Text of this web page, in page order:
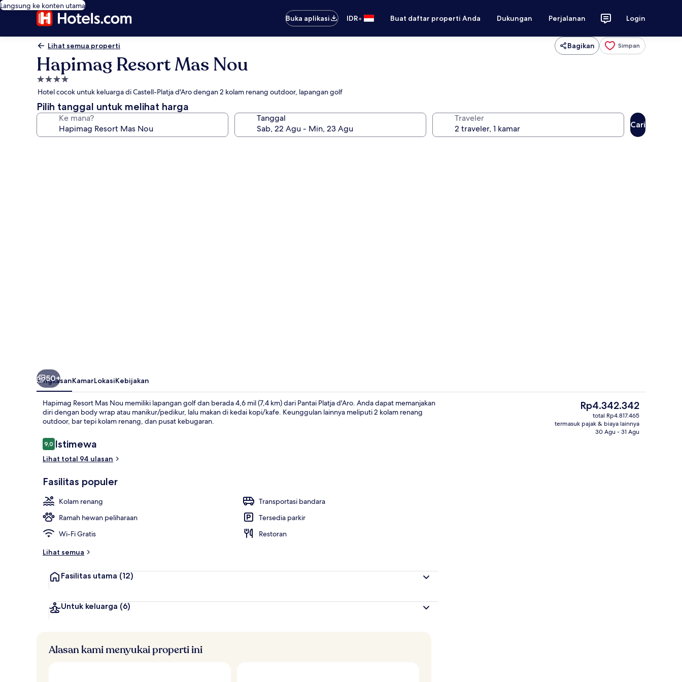
Langsung ke konten utama
Buka aplikasi
IDR• Buat daftar properti Anda Dukungan Perjalanan Login
Lihat semua properti Bagikan Simpan
Hapimag Resort Mas Nou
Properti
bintang
4.0
Hotel cocok untuk keluarga di Castell-Platja d'Aro dengan 2 kolam renang outdoor, lapangan golf
Pilih tanggal untuk melihat harga
Ke mana? Tanggal Traveler
Cari
Pantai
50+
RingkasanKamarLokasiKebijakan
Hapimag Resort Mas Nou memiliki lapangan golf dan berada 4,6 mil (7,4 km) dari Pantai Platja d'Aro. Anda dapat memanjakan
diri dengan body wrap atau manikur/pedikur, lalu makan di kedai kopi/kafe. Keunggulan lainnya meliputi 2 kolam renang
outdoor, bar tepi kolam renang, dan pusat kebugaran.
Ulasan
9,09,0 dari 10
Istimewa
Lihat total 94 ulasan
Fasilitas populer
Kolam renang
Transportasi bandara
Ramah hewan peliharaan
Tersedia parkir
Wi-Fi Gratis
Restoran
Lihat semua
Fasilitas utama (12)
Untuk keluarga (6)
Harga
saat
ini
Rp4.342.342
Rp4.342.342
total Rp4.817.465
termasuk pajak & biaya lainnya
30 Agu - 31 Agu
Alasan kami menyukai properti ini